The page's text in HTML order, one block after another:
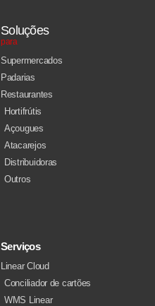
Soluções
para
Supermercados
Padarias
Restaurantes
Hortifrútis
Açougues
Atacarejos
Distribuidoras
Outros
Serviços
Linear Cloud
Conciliador de cartões
WMS Linear